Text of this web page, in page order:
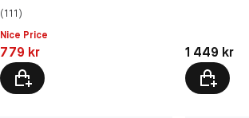
(111)
Nice Price
Pris: 779 kr
779 kr Pris: 1 449 kr
1 449 kr